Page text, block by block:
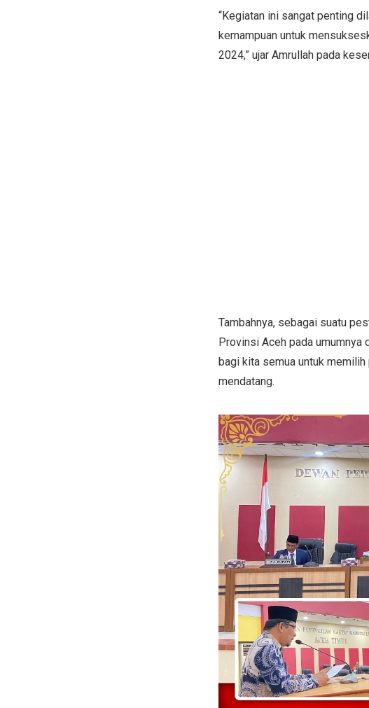
“Kegiatan ini sangat penting
kemampuan untuk
2024,” ujar Amrullah pada
Tambahnya, sebagai suatu
Provinsi Aceh pada umumnya
bagi kita semua untuk
mendatang.